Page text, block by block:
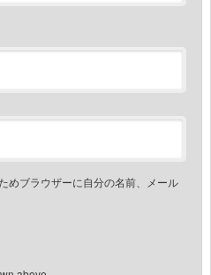
めブラウザーに自分の名前、メール